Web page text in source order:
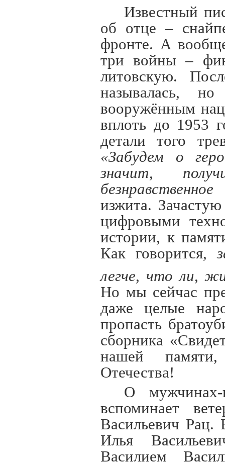
Известный
об отце –
фронте. А
три войны –
литовскую.
называлась,
вооружённым
вплоть до 1953
детали того
«Забудем о
значит,
изжита.
цифровыми
истории, к
Как говорится,
легче, что ли,
Но мы сейчас
даже целые
пропасть
сборника
нашей памяти,
Отечества!
О мужчинах-
вспоминает
Васильевич Рац.
Илья
Василием